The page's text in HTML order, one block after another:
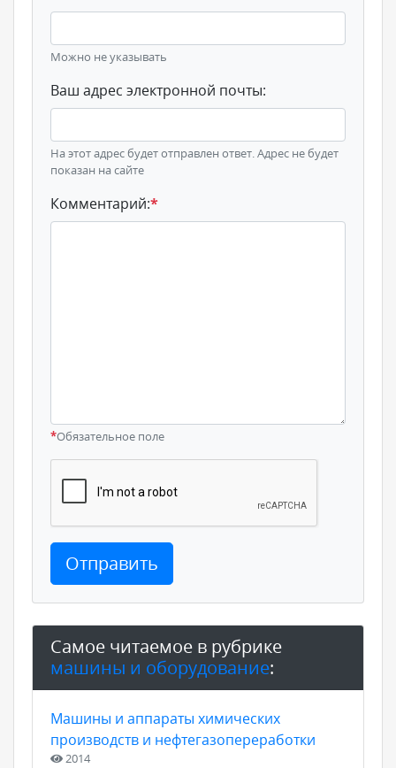
Можно не указывать
Ваш адрес электронной почты:
На этот адрес будет отправлен ответ. Адрес не будет
показан на сайте
Комментарий:*
*Обязательное поле
Отправить
Самое читаемое в рубрике
машины и оборудование:
Машины и аппараты химических
производств и нефтегазопереработки
2014